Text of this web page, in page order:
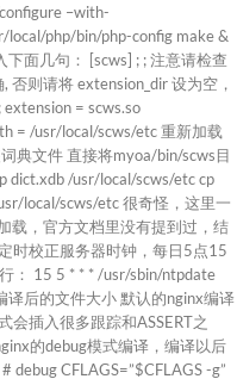
–with-
php/bin/php-config make &
面几句： [scws] ; ; 注意请检查
否则请将 extension_dir 设为空，
= scws.so
= /usr/local/scws/etc 重新加载
典文件 直接将myoa/bin/scws目
dict.xdb /usr/local/scws/etc cp
local/scws/etc 很奇怪，这里一
载，官方文档里没有提到过，结
时校正服务器时钟，每日5点15
： 15 5 * * * /usr/sbin/ntpdate
译后的文件大小 默认的nginx编译
会插入很多跟踪和ASSERT之
的debug模式编译，编译以后
debug CFLAGS=”$CFLAGS -g”